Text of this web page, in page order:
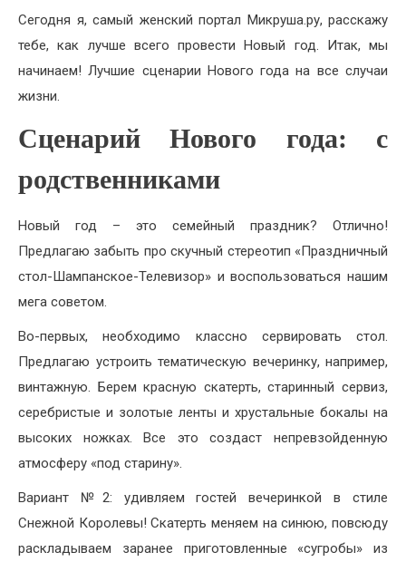
Сегодня я, самый женский портал Микруша.ру, расскажу
тебе, как лучше всего провести Новый год. Итак, мы
начинаем! Лучшие сценарии Нового года на все случаи
жизни.
Сценарий Нового года: с
родственниками
Новый год – это семейный праздник? Отлично!
Предлагаю забыть про скучный стереотип «Праздничный
стол-Шампанское-Телевизор» и воспользоваться нашим
мега советом.
Во-первых, необходимо классно сервировать стол.
Предлагаю устроить тематическую вечеринку, например,
винтажную. Берем красную скатерть, старинный сервиз,
серебристые и золотые ленты и хрустальные бокалы на
высоких ножках. Все это создаст непревзойденную
атмосферу «под старину».
Вариант №2: удивляем гостей вечеринкой в стиле
Снежной Королевы! Скатерть меняем на синюю, повсюду
раскладываем заранее приготовленные «сугробы» из